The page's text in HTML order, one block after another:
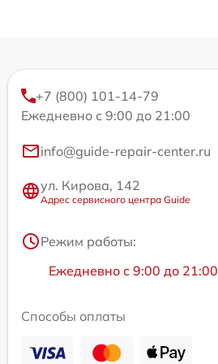
+7 (800) 101-14-79
Ежедневно с 9:00 до 21:00
info@guide-repair-center.ru
ул. Кирова, 142
Адрес сервисного центра Guide
Режим работы:
Ежедневно с 9:00 до 21:00
Способы оплаты